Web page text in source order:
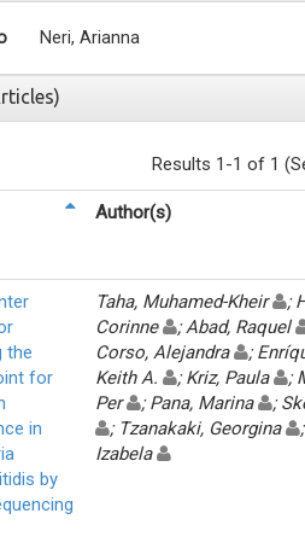
Neri, Arianna
Results 1-1 of 1
Author(s)
the
for
in
by
Taha, Muhamed-Kheir ;
Corinne
; Abad, Raquel
Corso, Alejandra
;
Keith A.
; Kriz, Paula ;
Per
; Pana, Marina ;
; Tzanakaki, Georgina
Izabela